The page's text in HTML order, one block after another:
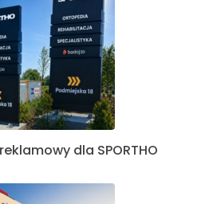
dla SPORTHO